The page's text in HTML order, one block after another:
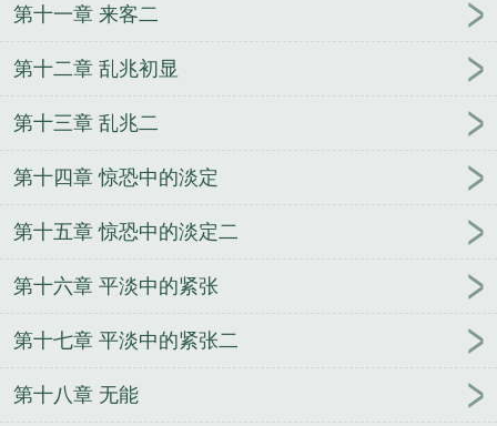
第十一章 来客二
第十二章 乱兆初显
第十三章 乱兆二
第十四章 惊恐中的淡定
第十五章 惊恐中的淡定二
第十六章 平淡中的紧张
第十七章 平淡中的紧张二
第十八章 无能